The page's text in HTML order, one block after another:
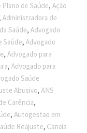
de Saúde,Ação
Administradora de
Saúde,Advogado
Saúde,Advogado
,Advogado para
,Advogado para
Saúde
Abusivo,ANS
Carência,
,Autogestão em
Reajuste, Canais